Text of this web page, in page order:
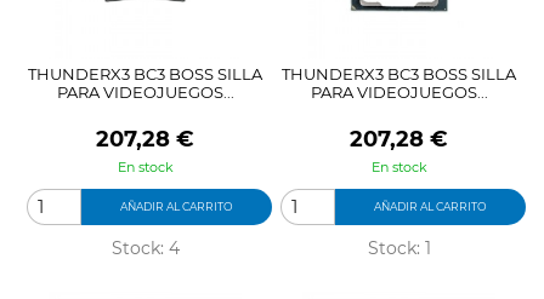
THUNDERX3 BC3 BOSS SILLA
PARA VIDEOJUEGOS...
Precio
207,28 €
En stock
AÑADIR AL CARRITO
Stock: 4
THUNDERX3 BC3 BOSS SILLA
PARA VIDEOJUEGOS...
Precio
207,28 €
En stock
AÑADIR AL CARRITO
Stock: 1